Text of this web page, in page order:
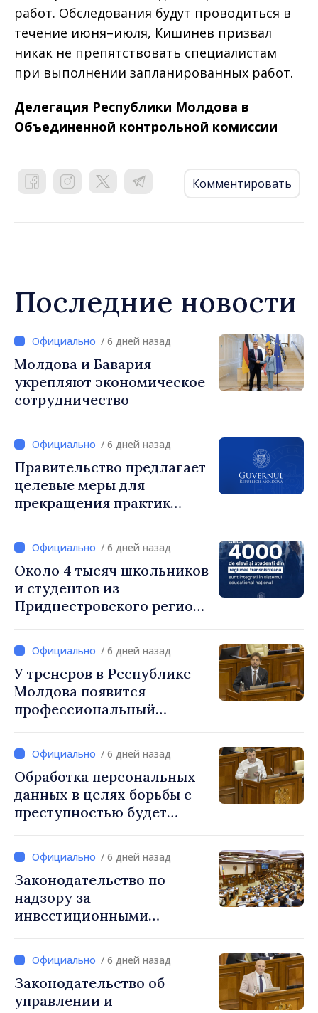
работ. Обследования будут проводиться в
течение июня–июля, Кишинев призвал
никак не препятствовать специалистам
при выполнении запланированных работ.
Делегация Республики Молдова в
Объединенной контрольной комиссии
Комментировать
Последние новости
/ 6 дней назад
Молдова и Бавария
укрепляют экономическое
сотрудничество
/ 6 дней назад
Правительство предлагает
целевые меры для
прекращения практик
вознаграждения
/ 6 дней назад
Около 4 тысяч школьников
и студентов из
Приднестровского региона
национальную систему
образования/ 6 дней назад
У тренеров в Республике
Молдова появится
профессиональный
отмечаться ежегодно 25
сентября
/ 6 дней назад
Обработка персональных
данных в целях борьбы с
преступностью будет
законом
/ 6 дней назад
Законодательство по
надзору за
инвестиционными
соответствие с нормами ЕС
/ 6 дней назад
Законодательство об
управлении и